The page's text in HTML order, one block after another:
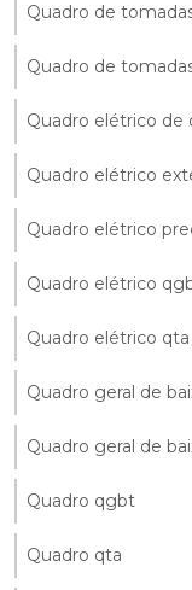
Quadro de
Quadro de
Quadro elétrico de
Quadro elétrico
Quadro elétrico
Quadro elétrico
Quadro elétrico qta
Quadro geral de
Quadro geral de
Quadro qgbt
Quadro qta